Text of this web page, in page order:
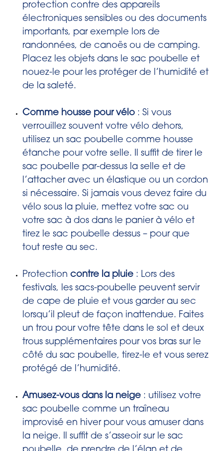
protection contre des appareils
électroniques sensibles ou des documents
importants, par exemple lors de
randonnées, de canoës ou de camping.
Placez les objets dans le sac poubelle et
nouez-le pour les protéger de l’humidité et
de la saleté.
Comme housse pour vélo : Si vous
verrouillez souvent votre vélo dehors,
utilisez un sac poubelle comme housse
étanche pour votre selle. Il suffit de tirer le
sac poubelle par-dessus la selle et de
l’attacher avec un élastique ou un cordon
si nécessaire. Si jamais vous devez faire du
vélo sous la pluie, mettez votre sac ou
votre sac à dos dans le panier à vélo et
tirez le sac poubelle dessus – pour que
tout reste au sec.
Protection contre la pluie : Lors des
festivals, les sacs-poubelle peuvent servir
de cape de pluie et vous garder au sec
lorsqu’il pleut de façon inattendue. Faites
un trou pour votre tête dans le sol et deux
trous supplémentaires pour vos bras sur le
côté du sac poubelle, tirez-le et vous serez
protégé de l’humidité.
Amusez-vous dans la neige : utilisez votre
sac poubelle comme un traîneau
improvisé en hiver pour vous amuser dans
la neige. Il suffit de s’asseoir sur le sac